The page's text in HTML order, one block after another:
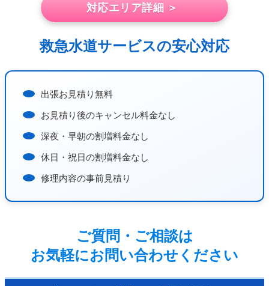
対応エリア詳細 ＞
救急水道サービスの安心対応
出張お見積り無料
お見積り後のキャンセル料金なし
深夜・早朝の割増料金なし
休日・祝日の割増料金なし
修理内容の事前見積り
ご質問・ご相談は
お気軽にお問い合わせください